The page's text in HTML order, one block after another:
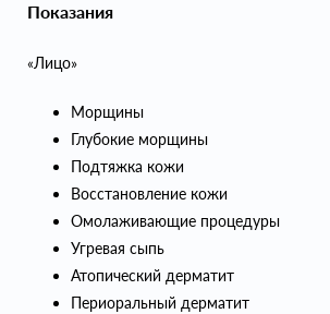
Показания
«Лицо»
Морщины
Глубокие морщины
Подтяжка кожи
Восстановление кожи
Омолаживающие процедуры
Угревая сыпь
Атопический дерматит
Периоральный дерматит